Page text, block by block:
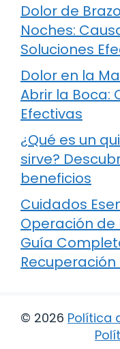
Dolor de
Noches:
Soluciones
Dolor en la
Abrir la Boca:
Efectivas
¿Qué es un
sirve?
beneficios
Cuidados
Operación de
Guía
Recuperación
© 2026 Política